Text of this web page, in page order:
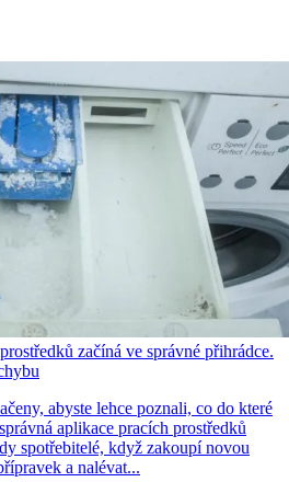
začíná ve správné přihrádce.
abyste lehce poznali, co do které
aplikace pracích prostředků
spotřebitelé, když zakoupí novou
a nalévat...